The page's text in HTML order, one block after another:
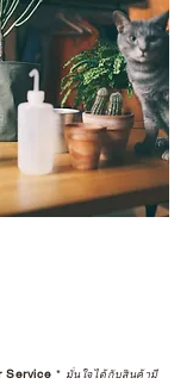
Service * มั่นใจได้กับสินค้ามี